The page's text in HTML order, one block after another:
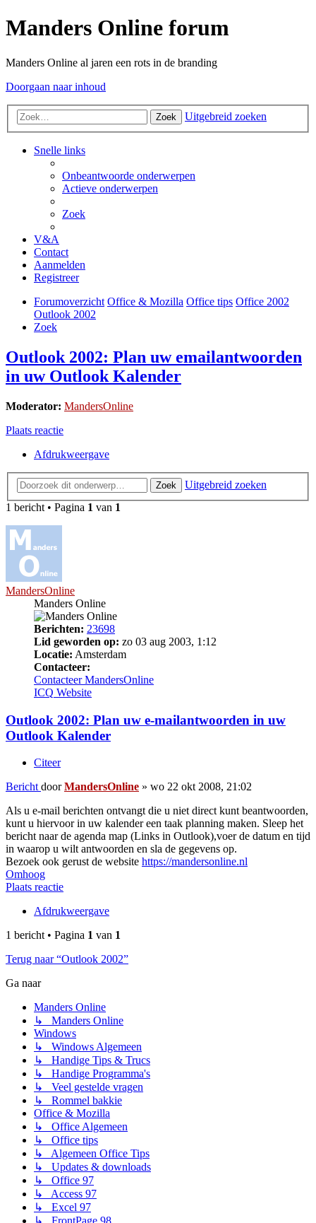
Manders Online forum
Manders Online al jaren een rots in de branding
Doorgaan naar inhoud
Zoek Uitgebreid zoeken
Snelle links
Onbeantwoorde onderwerpen
Actieve onderwerpen
Zoek
V&A
Contact
Aanmelden
Registreer
Forumoverzicht Office & Mozilla Office tips Office 2002
Outlook 2002
Zoek
Outlook 2002: Plan uw emailantwoorden
in uw Outlook Kalender
Moderator: MandersOnline
Plaats reactie
Afdrukweergave
Zoek
Uitgebreid zoeken
1 bericht • Pagina 1 van 1
MandersOnline
Manders Online
Berichten: 23698
Lid geworden op: zo 03 aug 2003, 1:12
Locatie: Amsterdam
Contacteer:
Contacteer MandersOnline
ICQ Website
Outlook 2002: Plan uw e-mailantwoorden in uw
Outlook Kalender
Citeer
Bericht doorMandersOnline » wo 22 okt 2008, 21:02
Als u e-mail berichten ontvangt die u niet direct kunt beantwoorden,
kunt u hiervoor in uw kalender een taak planning maken. Sleep het
bericht naar de agenda map (Links in Outlook),voer de datum en tijd
in waarop u wilt antwoorden en sla de gegevens op.
Bezoek ook gerust de website https://mandersonline.nl
Omhoog
Plaats reactie
Afdrukweergave
1 bericht • Pagina 1 van 1
Terug naar “Outlook 2002”
Ga naar
Manders Online
↳ Manders Online
Windows
↳ Windows Algemeen
↳ Handige Tips & Trucs
↳ Handige Programma's
↳ Veel gestelde vragen
↳ Rommel bakkie
Office & Mozilla
↳ Office Algemeen
↳ Office tips
↳ Algemeen Office Tips
↳ Updates & downloads
↳ Office 97
↳ Access 97
↳ Excel 97